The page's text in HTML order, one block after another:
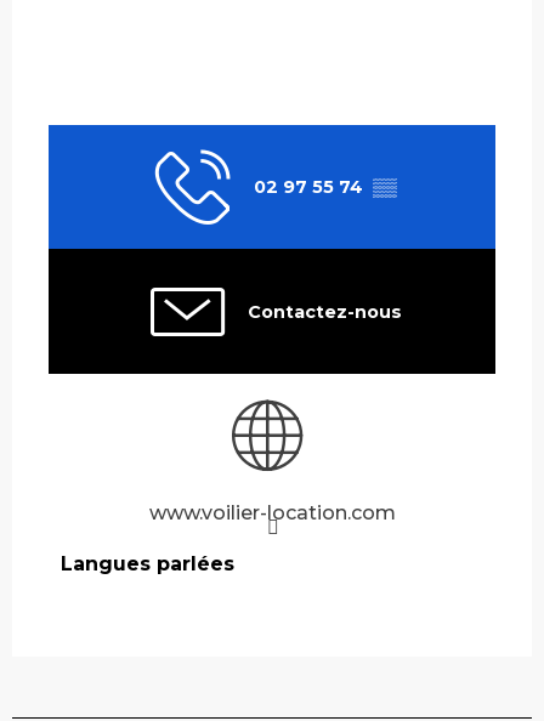
02 97 55 74 ▒▒
Contactez-nous
www.voilier-location.com
Langues parlées
Langues parlées